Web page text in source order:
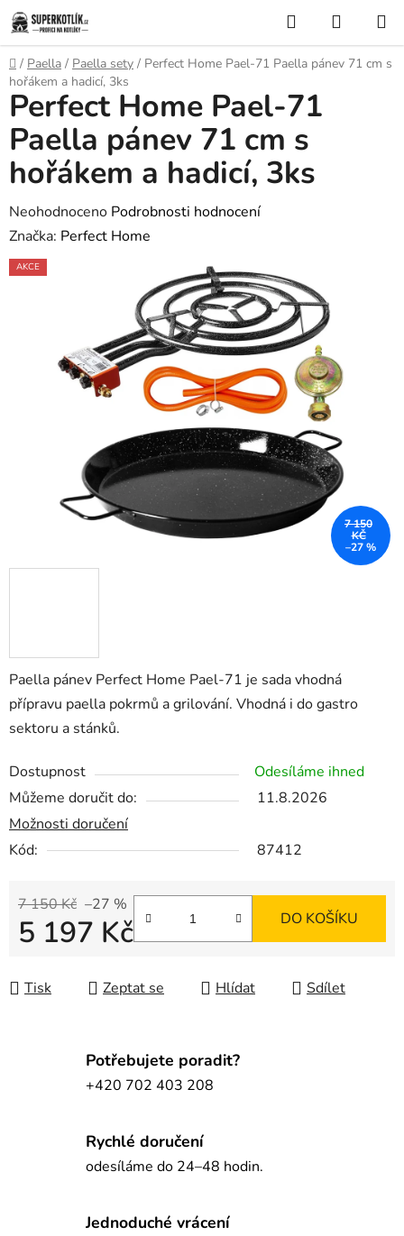
Přejít
na
obsah
Hledat
KOŠÍK
Domů
/ Paella / Paella sety / Perfect Home Pael-71 Paella pánev 71 cm s
hořákem a hadicí, 3ks
Paella pánev Perfect Home Pael-71 je sada vhodná
přípravu paella pokrmů a grilování. Vhodná i do gastro
sektoru a stánků.
Dostupnost
Odesíláme ihned
Můžeme doručit do:
11.8.2026
Možnosti doručení
Kód:
87412
7 150 Kč –27 %
5 197 Kč DO KOŠÍKU
Tisk Zeptat se Hlídat Sdílet
Perfect Home Pael-71
Paella pánev 71 cm s
hořákem a hadicí, 3ks
Průměrné
hodnocení
produktu
hvězdiček.
Neohodnoceno Podrobnosti hodnocení
Značka: Perfect Home
AKCE
7 150
KČ
–27 %
Potřebujete poradit?
+420 702 403 208
Rychlé doručení
odesíláme do 24–48 hodin.
Jednoduché vrácení